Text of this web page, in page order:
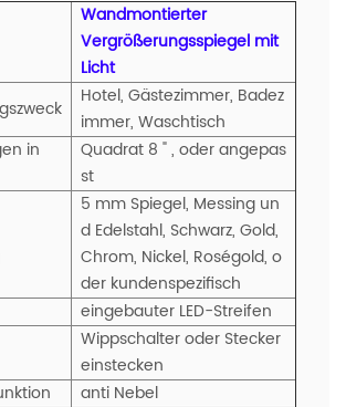
Wandmontierter
Vergrößerungsspiegel mit
Licht
Hotel, Gästezimmer, Badez
immer, Waschtisch
in
Quadrat 8 " , oder angepas
st
5 mm Spiegel, Messing un
d Edelstahl, Schwarz, Gold,
Chrom, Nickel, Roségold, o
der kundenspezifisch
eingebauter LED-Streifen
Wippschalter oder Stecker
einstecken
anti Nebel